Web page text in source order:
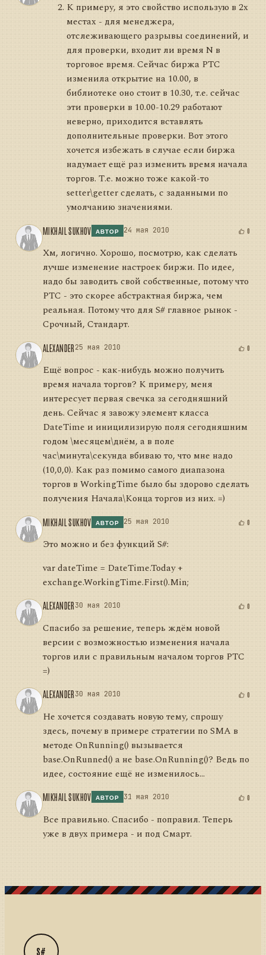
К примеру, я это свойство использую в 2х
местах - для менеджера,
отслеживающего разрывы соединений, и
для проверки, входит ли время N в
торговое время. Сейчас биржа РТС
изменила открытие на 10.00, в
библиотеке оно стоит в 10.30, т.е. сейчас
эти проверки в 10.00-10.29 работают
неверно, приходится вставлять
дополнительные проверки. Вот этого
хочется избежать в случае если биржа
надумает ещё раз изменить время начала
торгов. Т.е. можно тоже какой-то
setter\getter сделать, с заданными по
умолчанию значениями.
MIKHAIL SUKHOV АВТОР 24 мая 2010 0
Хм, логично. Хорошо, посмотрю, как сделать
лучше изменение настроек биржи. По идее,
надо бы заводить свой собственные, потому что
РТС - это скорее абстрактная биржа, чем
реальная. Потому что для S# главное рынок -
Срочный, Стандарт.
ALEXANDER25 мая 2010 0
Ещё вопрос - как-нибудь можно получить
время начала торгов? К примеру, меня
интересует первая свечка за сегодняшний
день. Сейчас я завожу элемент класса
DateTime и иницилизирую поля сегодняшним
годом \месяцем\днём, а в поле
час\минута\секунда вбиваю то, что мне надо
(10,0,0). Как раз помимо самого диапазона
торгов в WorkingTime было бы здорово сделать
получения Начала\Конца торгов из них. =)
MIKHAIL SUKHOV АВТОР 25 мая 2010 0
Это можно и без функций S#:
var dateTime = DateTime.Today +
exchange.WorkingTime.First().Min;
ALEXANDER30 мая 2010 0
Спасибо за решение, теперь ждём новой
версии с возможностью изменения начала
торгов или с правильным началом торгов РТС
=)
ALEXANDER30 мая 2010 0
Не хочется создавать новую тему, спрошу
здесь, почему в примере стратегии по SMA в
методе OnRunning() вызывается
base.OnRunned() а не base.OnRunning()? Ведь по
идее, состояние ещё не изменилось...
MIKHAIL SUKHOV АВТОР 31 мая 2010 0
Все правильно. Спасибо - поправил. Теперь
уже в двух примера - и под Смарт.
S#